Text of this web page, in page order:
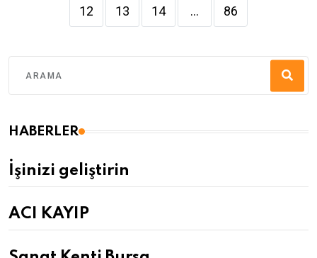
12 13 14 ... 86
HABERLER
İşinizi geliştirin
ACI KAYIP